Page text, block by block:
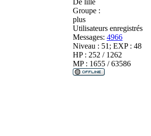
De lille
Groupe :
plus
Utilisateurs enregistrés
Messages: 4966
Niveau : 51; EXP : 48
HP : 252 / 1262
MP : 1655 / 63586